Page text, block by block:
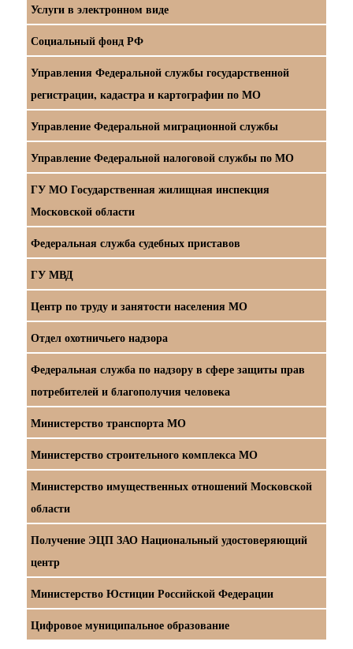
Услуги в электронном виде
Социальный фонд РФ
Управления Федеральной службы государственной
регистрации, кадастра и картографии по МО
Управление Федеральной миграционной службы
Управление Федеральной налоговой службы по МО
ГУ МО Государственная жилищная инспекция
Московской области
Федеральная служба судебных приставов
ГУ МВД
Центр по труду и занятости населения МО
Отдел охотничьего надзора
Федеральная служба по надзору в сфере защиты прав
потребителей и благополучия человека
Министерство транспорта МО
Министерство строительного комплекса МО
Министерство имущественных отношений Московской
области
Получение ЭЦП ЗАО Национальный удостоверяющий
центр
Министерство Юстиции Российской Федерации
Цифровое муниципальное образование